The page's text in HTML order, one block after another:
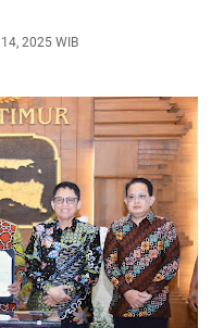
2025 WIB